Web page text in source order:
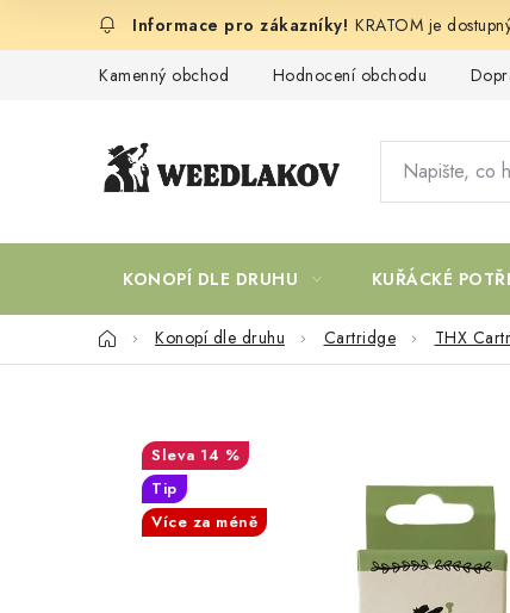
KRATOM je
Kamenný obchod Hodnocení obchodu
KONOPÍ DLE DRUHU KUŘÁCKÉ
DomůKonopí dle druhu Cartridge THX
14 %
Tip
Více za méně